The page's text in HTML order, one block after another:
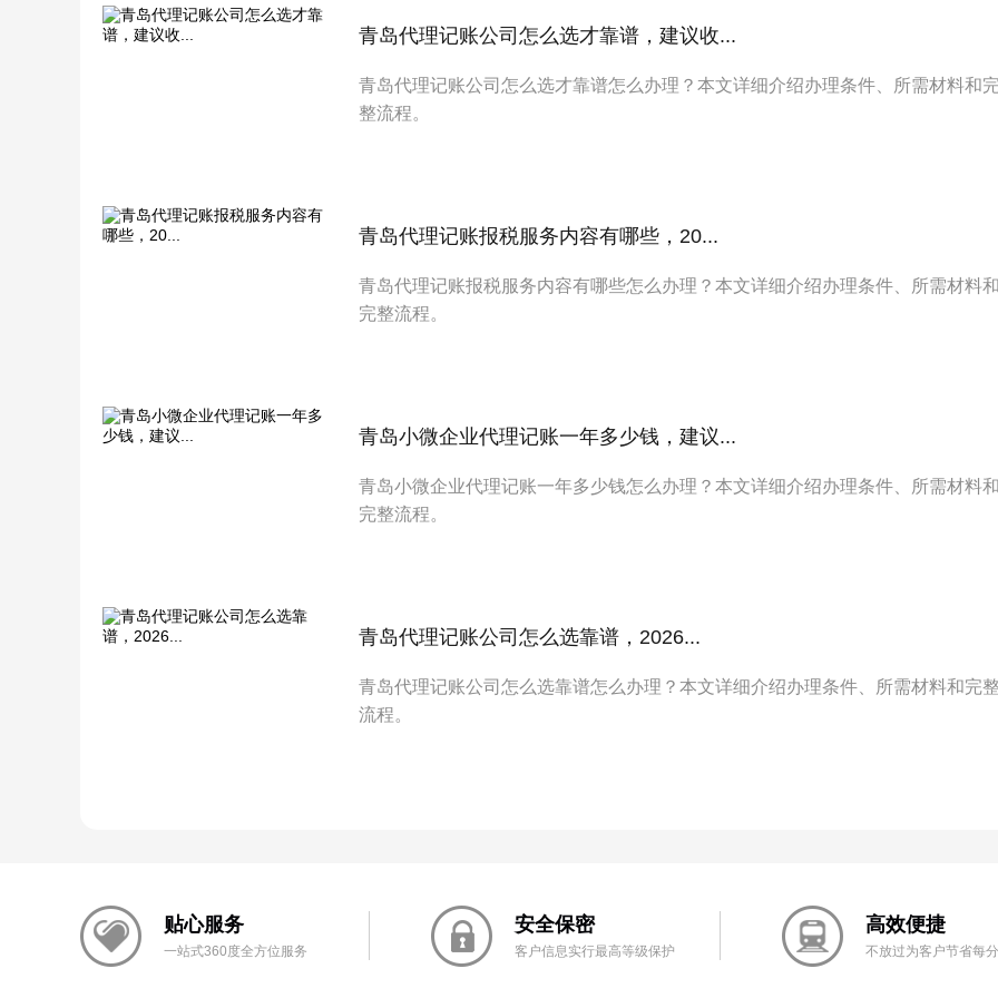
青岛代理记账公司怎么选才靠谱，建议收...
青岛代理记账公司怎么选才靠谱怎么办理？本文详细介绍办理条件、所需材料和
整流程。
青岛代理记账报税服务内容有哪些，20...
青岛代理记账报税服务内容有哪些怎么办理？本文详细介绍办理条件、所需材料和
完整流程。
青岛小微企业代理记账一年多少钱，建议...
青岛小微企业代理记账一年多少钱怎么办理？本文详细介绍办理条件、所需材料和
完整流程。
青岛代理记账公司怎么选靠谱，2026...
青岛代理记账公司怎么选靠谱怎么办理？本文详细介绍办理条件、所需材料和完整
流程。
贴心服务
一站式360度全方位服务
安全保密
客户信息实行最高等级保护
高效便捷
不放过为客户节省每